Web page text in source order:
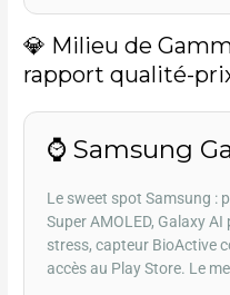
💎 Milieu de
rapport qualité-
⌚ Samsung
Le sweet spot Samsung :
Super AMOLED, Galaxy
stress, capteur BioActive
accès au Play Store. Le